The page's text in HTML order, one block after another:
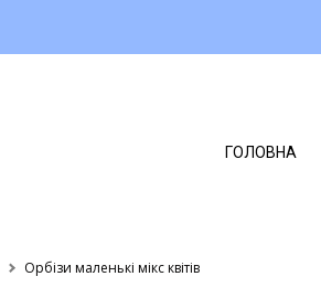
ГОЛОВНА
Орбізи маленькі мікс квітів